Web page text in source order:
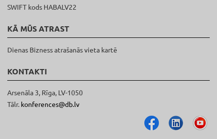
SWIFT kods HABALV22
KĀ MŪS ATRAST
Dienas Bizness atrašanās vieta kartē
KONTAKTI
Arsenāla 3, Rīga, LV-1050
Tālr. konferences@db.lv